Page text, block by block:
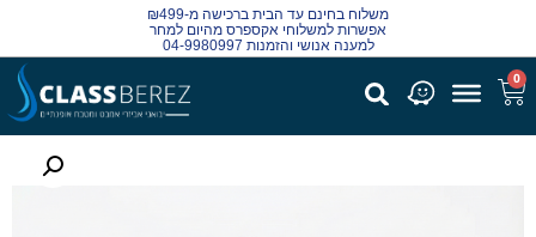
משלוח בחינם עד הבית ברכישה מ-₪499
אפשרות למשלוחי אקספרס מהיום למחר
למענה אנושי והזמנות 04-9980997
0